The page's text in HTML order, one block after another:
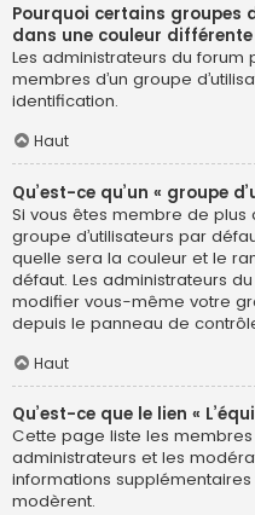
Pourquoi certains groupes
dans une couleur différente
Les administrateurs du forum
membres d’un groupe
identification.
Haut
Qu’est-ce qu’un « groupe
Si vous êtes membre de plus
groupe d’utilisateurs par
quelle sera la couleur et le
défaut. Les administrateurs
modifier vous-même votre
depuis le panneau de
Haut
Qu’est-ce que le lien «
Cette page liste les
administrateurs et les
informations supplémentaires
modèrent.